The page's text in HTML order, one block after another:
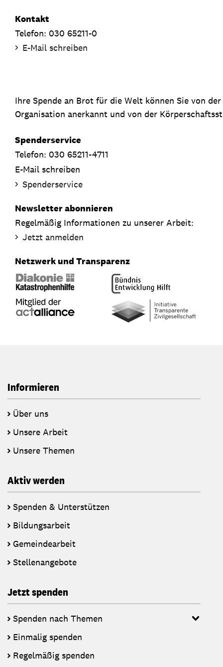
Kontakt
Telefon: 030 65211-0
E-Mail schreiben
Ihre Spende an Brot für die Welt können Sie von
Organisation anerkannt und von der
Spenderservice
Telefon: 030 65211-4711
E-Mail schreiben
Spenderservice
Newsletter abonnieren
Regelmäßig Informationen zu unserer Arbeit:
Jetzt anmelden
Netzwerk und Transparenz
Informieren
Über uns
Unsere Arbeit
Unsere Themen
Aktiv werden
Spenden & Unterstützen
Bildungsarbeit
Gemeindearbeit
Stellenangebote
Jetzt spenden
Spenden nach Themen
Einmalig spenden
Regelmäßig spenden